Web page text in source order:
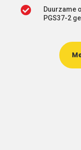

Duurzame
PGS37-2